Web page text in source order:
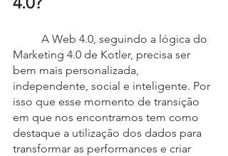
Marketing 4.0 de Kotler, precisa ser
bem mais personalizada,
independente, social e inteligente. Por
isso que esse momento de transição
em que nos encontramos tem como
destaque a utilização dos dados para
transformar as performances e criar